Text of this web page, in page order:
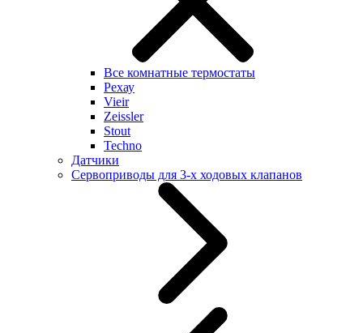
Все комнатные термостаты
Рехау
Vieir
Zeissler
Stout
Techno
Датчики
Сервоприводы для 3-х ходовых клапанов